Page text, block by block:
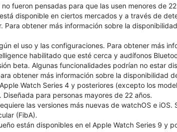
fueron pensadas para que las usen menores de
disponible en ciertos mercados y a través de
Para obtener más información sobre la
el uso y las configuraciones. Para obtener más
habilitado que esté cerca y audífonos
beta. Algunas funcionalidades podrían no estar
obtener más información sobre la disponibilidad
Watch Series 4 y posteriores (excepto los
para personas mayores de 22 años.
las versiones más nuevas de watchOS e
(FibA).
están disponibles en el Apple Watch Series 9 y